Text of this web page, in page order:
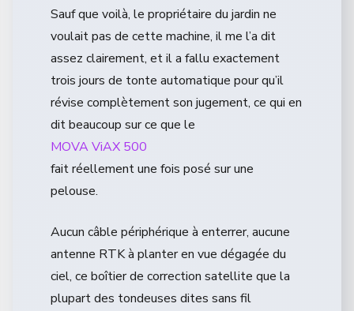
Sauf que voilà, le propriétaire du jardin ne
voulait pas de cette machine, il me l’a dit
assez clairement, et il a fallu exactement
trois jours de tonte automatique pour qu’il
révise complètement son jugement, ce qui en
dit beaucoup sur ce que le
MOVA ViAX 500
fait réellement une fois posé sur une
pelouse.
Aucun câble périphérique à enterrer, aucune
antenne RTK à planter en vue dégagée du
ciel, ce boîtier de correction satellite que la
plupart des tondeuses dites sans fil